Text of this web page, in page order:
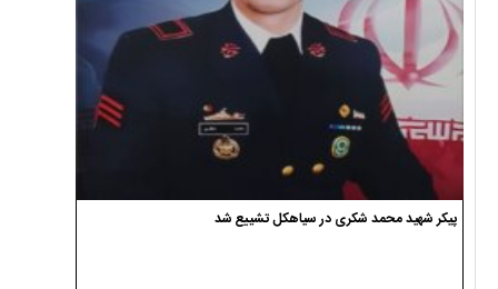
پیکر شهید محمد شکری در سیاهکل تشییع شد